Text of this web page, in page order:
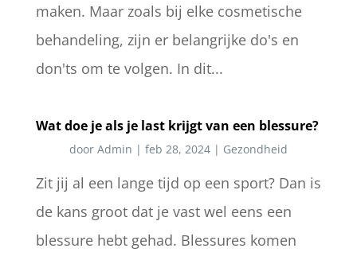
maken. Maar zoals bij elke cosmetische
behandeling, zijn er belangrijke do's en
don'ts om te volgen. In dit...
Wat doe je als je last krijgt van een blessure?
door Admin | feb 28, 2024| Gezondheid
Zit jij al een lange tijd op een sport? Dan is
de kans groot dat je vast wel eens een
blessure hebt gehad. Blessures komen